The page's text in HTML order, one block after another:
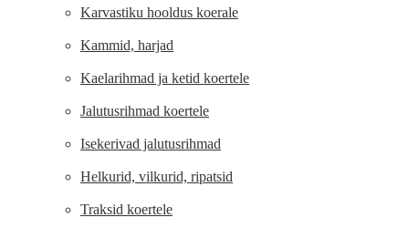
Karvastiku hooldus koerale
Kammid, harjad
Kaelarihmad ja ketid koertele
Jalutusrihmad koertele
Isekerivad jalutusrihmad
Helkurid, vilkurid, ripatsid
Traksid koertele